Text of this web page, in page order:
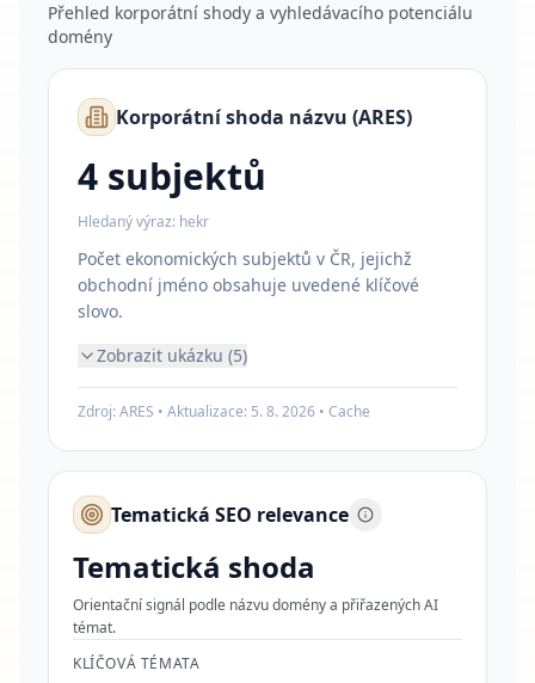
Přehled korporátní shody a vyhledávacího potenciálu
domény
Korporátní shoda názvu (ARES)
4 subjektů
Hledaný výraz: hekr
Počet ekonomických subjektů v ČR, jejichž
obchodní jméno obsahuje uvedené klíčové
slovo.
Zobrazit ukázku (5)
Zdroj: ARES • Aktualizace: 5. 8. 2026 • Cache
Tematická SEO relevance
Tematická shoda
Orientační signál podle názvu domény a přiřazených AI
témat.
KLÍČOVÁ TÉMATA